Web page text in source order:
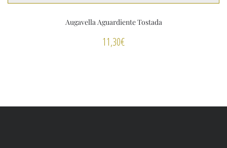
Augavella Aguardiente Tostada
11,30€